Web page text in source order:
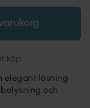
köp
elegant lösning
och